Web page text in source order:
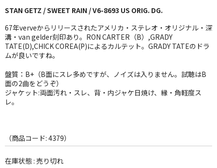
JAZZ-EU
JAZZ-JP
JAZZ-VOCAL
J-POP
ROCK
WORLD
その他
STAN GETZ / SWEET RAIN / V6-8693 US ORIG. DG.
67年verveからリリースされたアメリカ・ステレオ・オリジナル・深
溝・van gelder刻印あり。RON CARTER（B）,GRADY
TATE(D),CHICK COREA(P)によるカルテット。GRADY TATEのドラ
ムが良いですね。
盤質：B+（B面にスレ多めですが、ノイズは入りません。試聴はB
面の2曲をどうぞ）
ジャケット:両面汚れ・スレ、背・内ジャケ日焼け、縁・角軽度ス
レ。
（商品コード: 4379）
在庫状態 : 売り切れ